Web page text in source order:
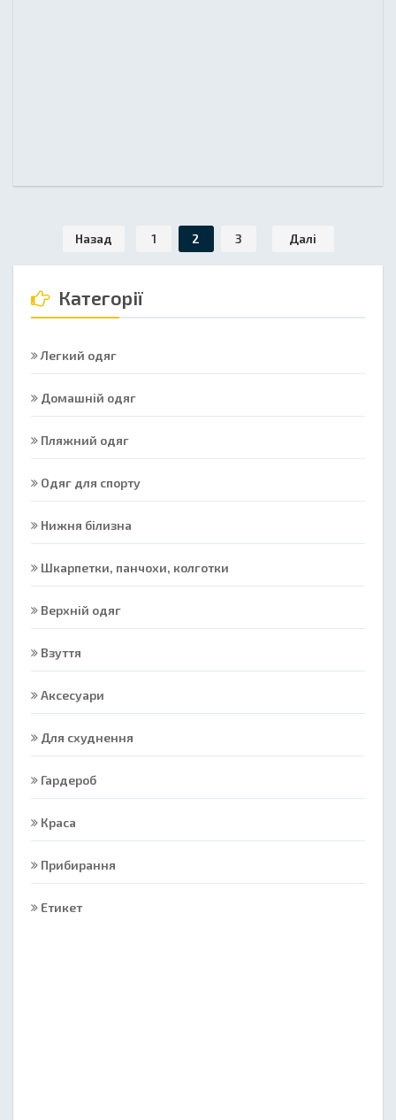
Назад 1 2 3 Далі
Категорії
Легкий одяг
Домашній одяг
Пляжний одяг
Одяг для спорту
Нижня білизна
Шкарпетки, панчохи, колготки
Верхній одяг
Взуття
Аксесуари
Для схуднення
Гардероб
Краса
Прибирання
Етикет